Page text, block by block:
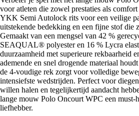
voor atleten die zowel prestaties als
YKK Semi Autolock rits voor een veilige
uitstekende bedekking en een fijne stof die
Gemaakt van een mengsel van 42 %
SEAQUAL® polyester en 16 % Lycra
duurzaamheid met superieure rekbaarheid
ademende en snel drogende materiaal
de 4-voudige rek zorgt voor volledige
intensiefste wedstrijden. Perfect voor
willen halen en tegelijkertijd aandacht
lange mouw Polo Oncourt WPC een must-
liefhebber.